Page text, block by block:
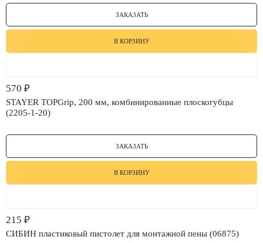
ЗАКАЗАТЬ
В КОРЗИНУ
570 ₽
STAYER TOPGrip, 200 мм, комбинированные плоскогубцы
(2205-1-20)
ЗАКАЗАТЬ
В КОРЗИНУ
215 ₽
СИБИН пластиковый пистолет для монтажной пены (06875)